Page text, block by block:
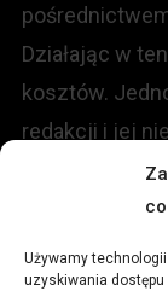
Używamy
uzyskiwania dostępu
Działając w
kosztów.
redakcji i jej
Redakcja